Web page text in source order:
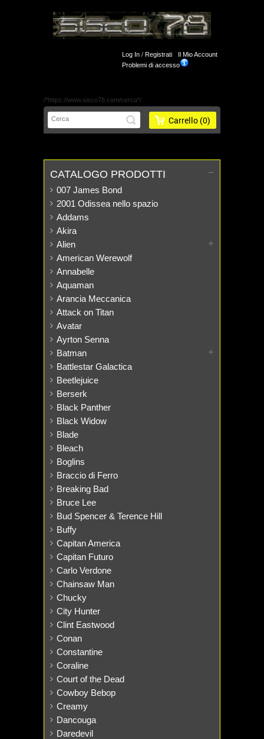
/*https://www.sisco78.com/cerca*/
Log In / Registrati
Il Mio Account
Problemi di accesso
Carrello (0)
CATALOGO PRODOTTI
007 James Bond
2001 Odissea nello spazio
Addams
Akira
Alien
American Werewolf
Annabelle
Aquaman
Arancia Meccanica
Attack on Titan
Avatar
Ayrton Senna
Batman
Battlestar Galactica
Beetlejuice
Berserk
Black Panther
Black Widow
Blade
Bleach
Boglins
Braccio di Ferro
Breaking Bad
Bruce Lee
Bud Spencer & Terence Hill
Buffy
Capitan America
Capitan Futuro
Carlo Verdone
Chainsaw Man
Chucky
City Hunter
Clint Eastwood
Conan
Constantine
Coraline
Court of the Dead
Cowboy Bebop
Creamy
Dancouga
Daredevil